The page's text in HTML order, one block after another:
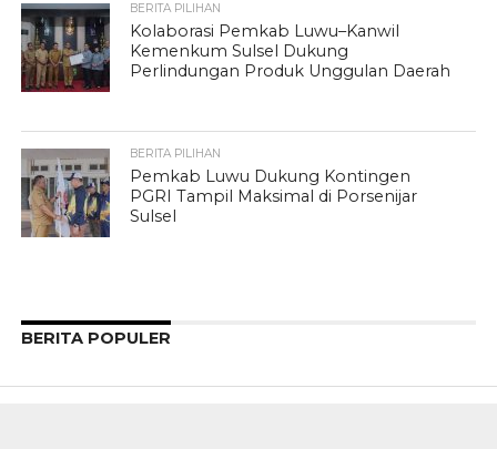
BERITA PILIHAN
Kolaborasi Pemkab Luwu–Kanwil
Kemenkum Sulsel Dukung
Perlindungan Produk Unggulan Daerah
BERITA PILIHAN
Pemkab Luwu Dukung Kontingen
PGRI Tampil Maksimal di Porsenijar
Sulsel
BERITA POPULER